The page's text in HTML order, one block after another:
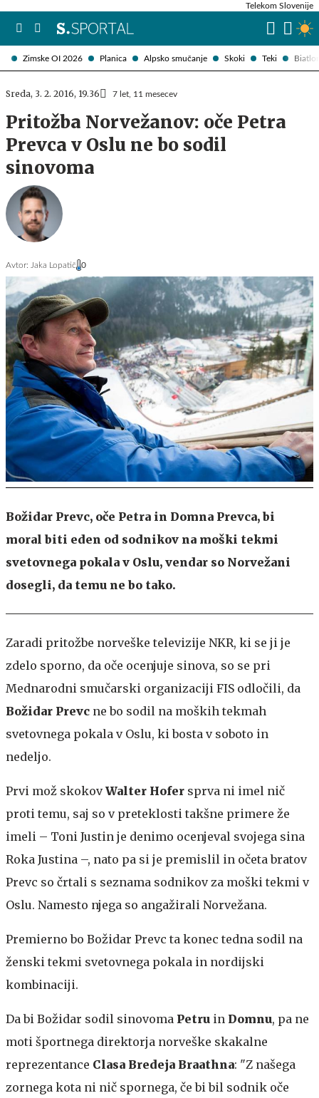
Zimske OI 2026 Planica Alpsko smučanje Skoki Teki
Telekom Slovenije
Sreda, 3. 2. 2016, 19.36 7 let, 11 mesecev
Pritožba Norvežanov: oče Petra
Prevca v Oslu ne bo sodil
sinovoma
Avtor: Jaka Lopatič 0
Božidar Prevc, oče Petra in Domna Prevca, bi
moral biti eden od sodnikov na moški tekmi
svetovnega pokala v Oslu, vendar so Norvežani
dosegli, da temu ne bo tako.
Zaradi pritožbe norveške televizije NKR, ki se ji je
zdelo sporno, da oče ocenjuje sinova, so se pri
Mednarodni smučarski organizaciji FIS odločili, da
Božidar Prevc ne bo sodil na moških tekmah
svetovnega pokala v Oslu, ki bosta v soboto in
nedeljo.
Prvi mož skokovWalter Hofer sprva ni imel nič
proti temu, saj so v preteklosti takšne primere že
imeli – Toni Justin je denimo ocenjeval svojega sina
Roka Justina –, nato pa si je premislil in očeta bratov
Prevc so črtali s seznama sodnikov za moški tekmi v
Oslu. Namesto njega so angažirali Norvežana.
Premierno bo Božidar Prevc ta konec tedna sodil na
ženski tekmi svetovnega pokala in nordijski
kombinaciji.
Da bi Božidar sodil sinovoma Petru in Domnu, pa ne
moti športnega direktorja norveške skakalne
reprezentance Clasa Bredeja Braathna: "Z našega
zornega kota ni nič spornega, če bi bil sodnik oče